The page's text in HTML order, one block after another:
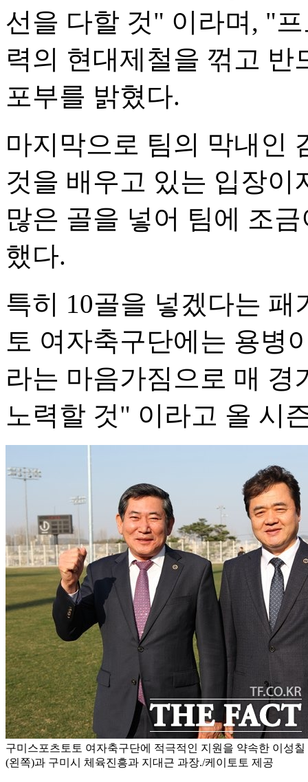
선을 다할 것" 이라며, "
력의 현대제철을 꺾고
포부를 밝혔다.
마지막으로 팀의 막내인
것을 배우고 있는 입장이
많은 골을 넣어 팀에 조
했다.
특히 10골을 넣겠다는
토 여자축구단에는 용병
라는 마음가짐으로 매 경
노력할 것" 이라고 올 시
구미스포츠토토 여자축구단에 적극적인 지원을 약속한 이성
(왼쪽)과 구미시 체육진흥과 지대근 과장./케이토토 제공